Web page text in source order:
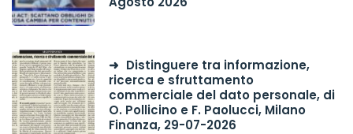
Distinguere tra informazione,
ricerca e sfruttamento
commerciale del dato personale, di
O. Pollicino e F. Paolucci, Milano
Finanza, 29-07-2026